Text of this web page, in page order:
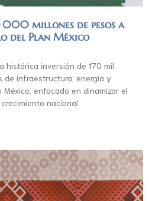
millones de pesos a
del Plan México
histórica inversión de 170 mil
de infraestructura, energía y
enfocado en dinamizar el
nacional.